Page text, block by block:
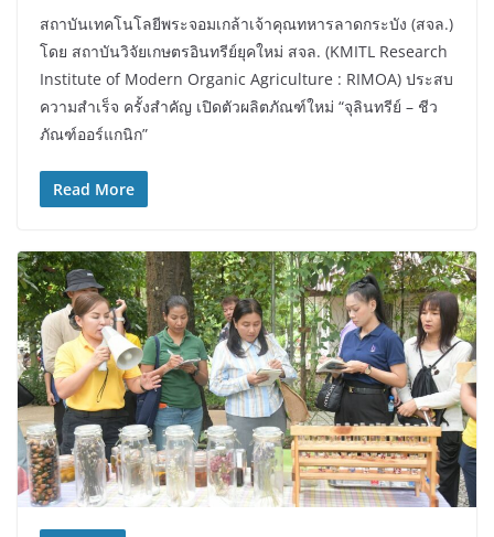
สถาบันเทคโนโลยีพระจอมเกล้าเจ้าคุณทหารลาดกระบัง (สจล.)
โดย สถาบันวิจัยเกษตรอินทรีย์ยุคใหม่ สจล. (KMITL Research
Institute of Modern Organic Agriculture : RIMOA) ประสบ
ความสำเร็จ ครั้งสำคัญ เปิดตัวผลิตภัณฑ์ใหม่ “จุลินทรีย์ – ชีว
ภัณฑ์ออร์แกนิก”
Read More